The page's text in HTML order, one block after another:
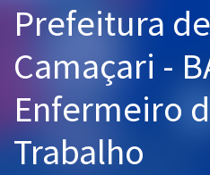
Cursos 20% OFF
Pós
Graduação
OAB
Prefeitura de
Camaçari -
Enfermeiro
Trabalho